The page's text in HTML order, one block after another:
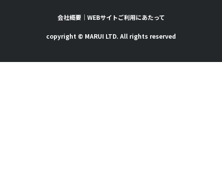
会社概要｜ WEBサイトご利用にあたって
copyright © MARUI LTD. All rights reserved